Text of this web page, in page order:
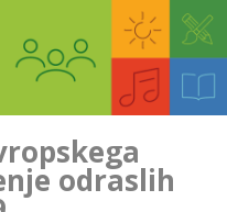
odraslih